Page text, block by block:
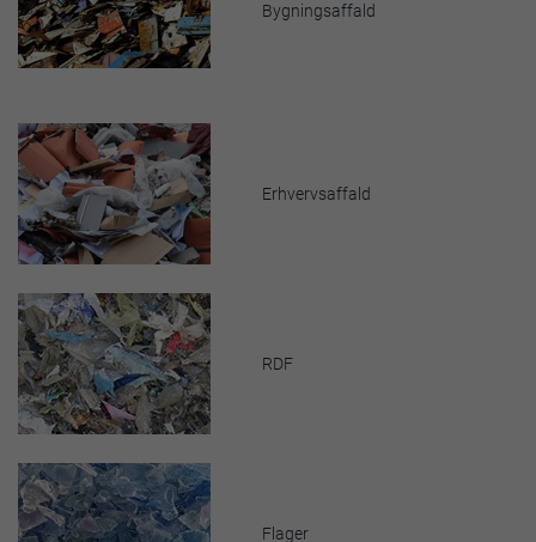
Bygningsaffald
Erhvervsaffald
RDF
Flager